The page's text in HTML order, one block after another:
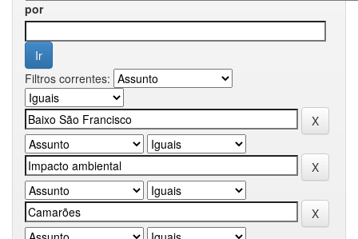
por
Filtros correntes: